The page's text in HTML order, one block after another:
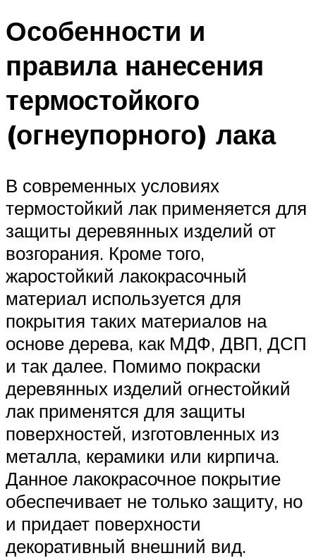
Особенности и
правила нанесения
термостойкого
(огнеупорного) лака
В современных условиях
термостойкий лак применяется для
защиты деревянных изделий от
возгорания. Кроме того,
жаростойкий лакокрасочный
материал используется для
покрытия таких материалов на
основе дерева, как МДФ, ДВП, ДСП
и так далее. Помимо покраски
деревянных изделий огнестойкий
лак применятся для защиты
поверхностей, изготовленных из
металла, керамики или кирпича.
Данное лакокрасочное покрытие
обеспечивает не только защиту, но
и придает поверхности
декоративный внешний вид.